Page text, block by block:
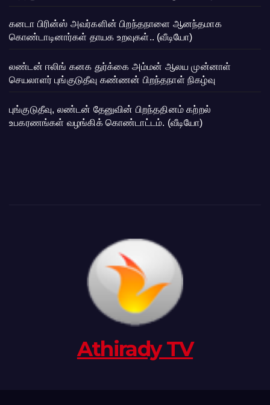
கனடா பிரின்ஸ் அவர்களின் பிறந்தநாளை ஆனந்தமாக
கொண்டாடினார்கள் தாயக உறவுகள்.. (வீடியோ)
லண்டன் ஈலிங் கனக துர்க்கை அம்மன் ஆலய முன்னாள்
செயலாளர் புங்குடுதீவு கண்ணன் பிறந்தநாள் நிகழ்வு
புங்குடுதீவு, லண்டன் தேனுவின் பிறந்ததினம் கற்றல்
உபகரணங்கள் வழங்கிக் கொண்டாட்டம். (வீடியோ)
Athirady TV